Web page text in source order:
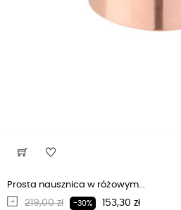
Prosta nausznica w różowym...
Regularna cena
219,00 zł -30% Cena
153,30 zł